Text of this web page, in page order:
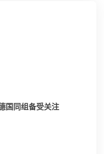
国同组备受关注